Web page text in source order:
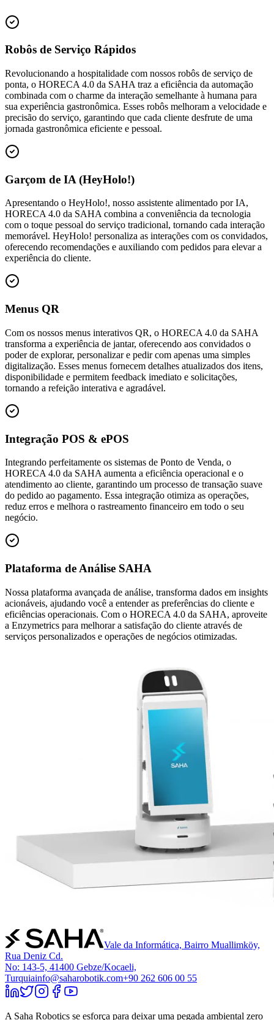
Robôs de Serviço Rápidos
Revolucionando a hospitalidade com nossos robôs de serviço de
ponta, o HORECA 4.0 da SAHA traz a eficiência da automação
combinada com o charme da interação semelhante à humana para
sua experiência gastronômica. Esses robôs melhoram a velocidade e
precisão do serviço, garantindo que cada cliente desfrute de uma
jornada gastronômica eficiente e pessoal.
Garçom de IA (HeyHolo!)
Apresentando o HeyHolo!, nosso assistente alimentado por IA,
HORECA 4.0 da SAHA combina a conveniência da tecnologia
com o toque pessoal do serviço tradicional, tornando cada interação
memorável. HeyHolo! personaliza as interações com os convidados,
oferecendo recomendações e auxiliando com pedidos para elevar a
experiência do cliente.
Menus QR
Com os nossos menus interativos QR, o HORECA 4.0 da SAHA
transforma a experiência de jantar, oferecendo aos convidados o
poder de explorar, personalizar e pedir com apenas uma simples
digitalização. Esses menus fornecem detalhes atualizados dos itens,
disponibilidade e permitem feedback imediato e solicitações,
tornando a refeição interativa e agradável.
Integração POS & ePOS
Integrando perfeitamente os sistemas de Ponto de Venda, o
HORECA 4.0 da SAHA aumenta a eficiência operacional e o
atendimento ao cliente, garantindo um processo de transação suave
do pedido ao pagamento. Essa integração otimiza as operações,
reduz erros e melhora o rastreamento financeiro em todo o seu
negócio.
Plataforma de Análise SAHA
Nossa plataforma avançada de análise, transforma dados em insights
acionáveis, ajudando você a entender as preferências do cliente e
eficiências operacionais. Com o HORECA 4.0 da SAHA, aproveite
a Enzymetrics para melhorar a satisfação do cliente através de
serviços personalizados e operações de negócios otimizadas.
Vale da Informática, Bairro Muallimköy,
Rua Deniz Cd.
No: 143-5, 41400 Gebze/Kocaeli,
Turquiainfo@saharobotik.com+90 262 606 00 55
A Saha Robotics se esforça para deixar uma pegada ambiental zero